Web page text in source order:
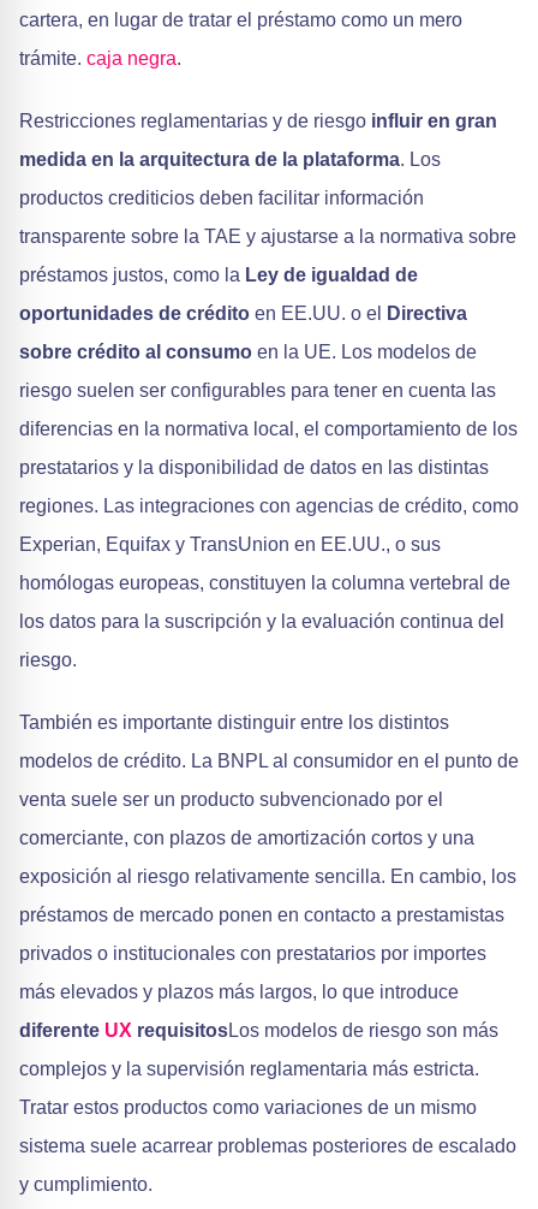
cartera, en lugar de tratar el préstamo como un mero
trámite. caja negra.
Restricciones reglamentarias y de riesgo influir en gran
medida en la arquitectura de la plataforma. Los
productos crediticios deben facilitar información
transparente sobre la TAE y ajustarse a la normativa sobre
préstamos justos, como la Ley de igualdad de
oportunidades de crédito en EE.UU. o el
Directiva
sobre crédito al consumo en la UE. Los modelos de
riesgo suelen ser configurables para tener en cuenta las
diferencias en la normativa local, el comportamiento de los
prestatarios y la disponibilidad de datos en las distintas
regiones. Las integraciones con agencias de crédito, como
Experian, Equifax y TransUnion en EE.UU., o sus
homólogas europeas, constituyen la columna vertebral de
los datos para la suscripción y la evaluación continua del
riesgo.
También es importante distinguir entre los distintos
modelos de crédito. La BNPL al consumidor en el punto de
venta suele ser un producto subvencionado por el
comerciante, con plazos de amortización cortos y una
exposición al riesgo relativamente sencilla. En cambio, los
préstamos de mercado ponen en contacto a prestamistas
privados o institucionales con prestatarios por importes
más elevados y plazos más largos, lo que introduce
diferente UX requisitosLos modelos de riesgo son más
complejos y la supervisión reglamentaria más estricta.
Tratar estos productos como variaciones de un mismo
sistema suele acarrear problemas posteriores de escalado
y cumplimiento.